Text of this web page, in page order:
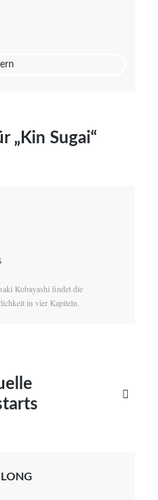
„Kin Sugai“
Kobayashi findet die
in vier Kapiteln.
